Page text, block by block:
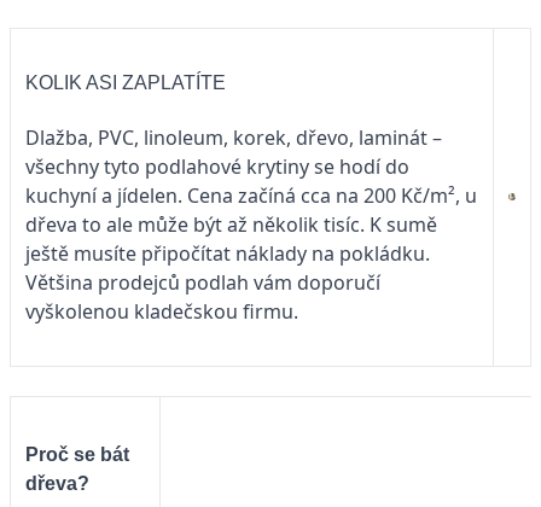
KOLIK ASI ZAPLATÍTE
Dlažba, PVC, linoleum, korek, dřevo, laminát –
všechny tyto podlahové krytiny se hodí do
kuchyní a jídelen. Cena začíná cca na 200 Kč/m², u
dřeva to ale může být až několik tisíc. K sumě
ještě musíte připočítat náklady na pokládku.
Většina prodejců podlah vám doporučí
vyškolenou kladečskou firmu.
Proč se bát
dřeva?